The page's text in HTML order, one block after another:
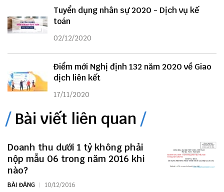
Tuyển dụng nhân sự 2020 - Dịch vụ kế
toán
02/12/2020
Điểm mới Nghị định 132 năm 2020 về Giao
dịch liên kết
17/11/2020
Bài viết liên quan
Doanh thu dưới 1 tỷ không phải
nộp mẫu 06 trong năm 2016 khi
nào?
BÀI ĐĂNG 10/12/2016